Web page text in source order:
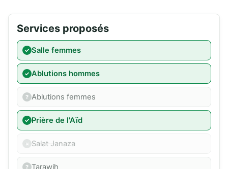
Services proposés
Salle femmes
Ablutions hommes
Ablutions femmes
Prière de l'Aïd
Salat Janaza
Tarawih